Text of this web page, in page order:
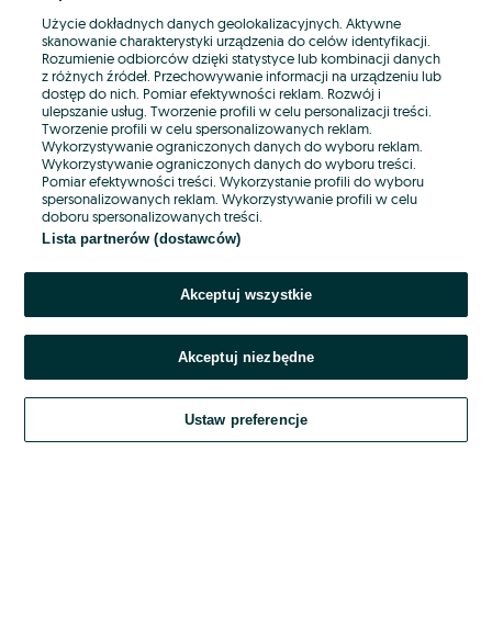
E-mail
Hasło
Nie pamiętasz hasła?
Zaloguj się
Kontynuując za pośrednictwem jednego z dostawców wskazanych powyżej,
Regulamin serwisu OLX.pl w jego aktualnym brzmieniu.
Użycie dokładnych danych geolokalizacyjnych. Aktywne
skanowanie charakterystyki urządzenia do celów identyfikacji.
Rozumienie odbiorców dzięki statystyce lub kombinacji danych
z różnych źródeł. Przechowywanie informacji na urządzeniu lub
dostęp do nich. Pomiar efektywności reklam. Rozwój i
ulepszanie usług. Tworzenie profili w celu personalizacji treści.
Tworzenie profili w celu spersonalizowanych reklam.
Wykorzystywanie ograniczonych danych do wyboru reklam.
Wykorzystywanie ograniczonych danych do wyboru treści.
Pomiar efektywności treści. Wykorzystanie profili do wyboru
spersonalizowanych reklam. Wykorzystywanie profili w celu
doboru spersonalizowanych treści.
Lista partnerów (dostawców)
Akceptuj wszystkie
Akceptuj niezbędne
Ustaw preferencje